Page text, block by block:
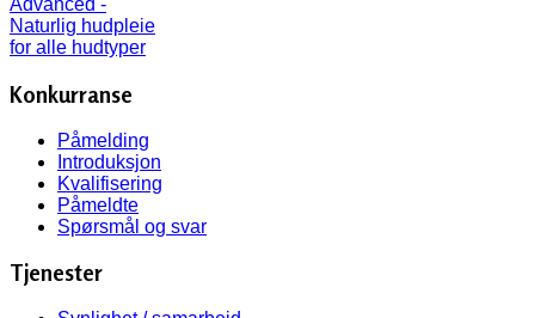
Konkurranse
Påmelding
Introduksjon
Kvalifisering
Påmeldte
Spørsmål og svar
Tjenester